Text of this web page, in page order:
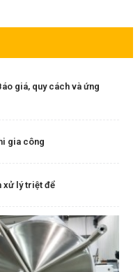
giá, quy cách và ứng
gia công
xử lý triệt để